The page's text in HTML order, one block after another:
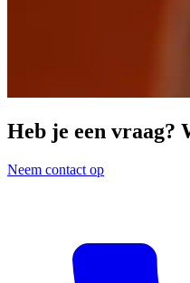
Heb je een vraag?
Neem contact op